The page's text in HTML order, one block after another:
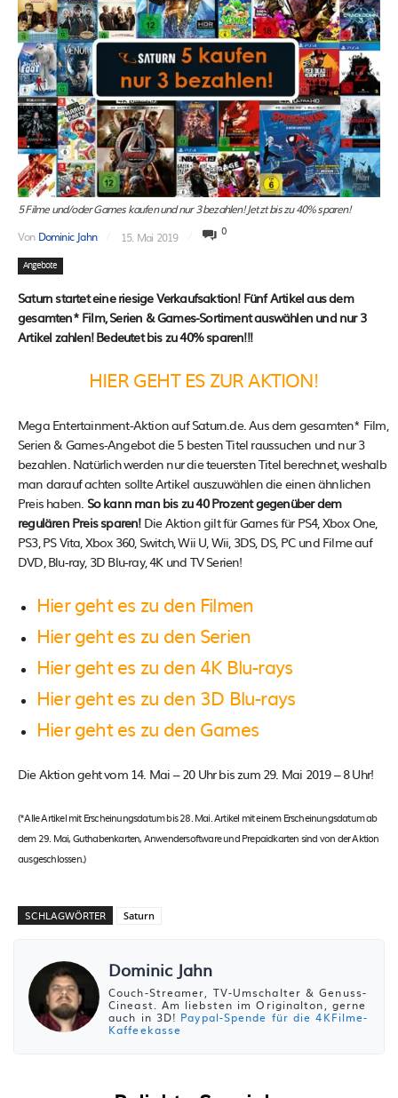
5 Filme und/oder Games kaufen und nur 3 bezahlen! Jetzt bis zu 40% sparen!
Von Dominic Jahn 15. Mai 2019 0
Angebote
Saturn startet eine riesige Verkaufsaktion! Fünf Artikel aus dem
gesamten* Film, Serien & Games-Sortiment auswählen und nur 3
Artikel zahlen! Bedeutet bis zu 40% sparen!!!
HIER GEHT ES ZUR AKTION!
Mega Entertainment-Aktion auf Saturn.de. Aus dem gesamten* Film,
Serien & Games-Angebot die 5 besten Titel raussuchen und nur 3
bezahlen. Natürlich werden nur die teuersten Titel berechnet, weshalb
man darauf achten sollte Artikel auszuwählen die einen ähnlichen
Preis haben. So kann man bis zu 40 Prozent gegenüber dem
regulären Preis sparen!Die Aktion gilt für Games für PS4, Xbox One,
PS3, PS Vita, Xbox 360, Switch, Wii U, Wii, 3DS, DS, PC und Filme auf
DVD, Blu-ray, 3D Blu-ray, 4K und TV Serien!
Hier geht es zu den Filmen
Hier geht es zu den Serien
Hier geht es zu den 4K Blu-rays
Hier geht es zu den 3D Blu-rays
Hier geht es zu den Games
Die Aktion geht vom 14. Mai – 20 Uhr bis zum 29. Mai 2019 – 8 Uhr!
(*Alle Artikel mit Erscheinungsdatum bis 28. Mai. Artikel mit einem Erscheinungsdatum ab
dem 29. Mai, Guthabenkarten, Anwendersoftware und Prepaidkarten sind von der Aktion
ausgeschlossen.)
SCHLAGWÖRTER Saturn
Dominic Jahn
Couch-Streamer, TV-Umschalter & Genuss-
Cineast. Am liebsten im Originalton, gerne
auch in 3D! Paypal-Spende für die 4KFilme-
Kaffeekasse